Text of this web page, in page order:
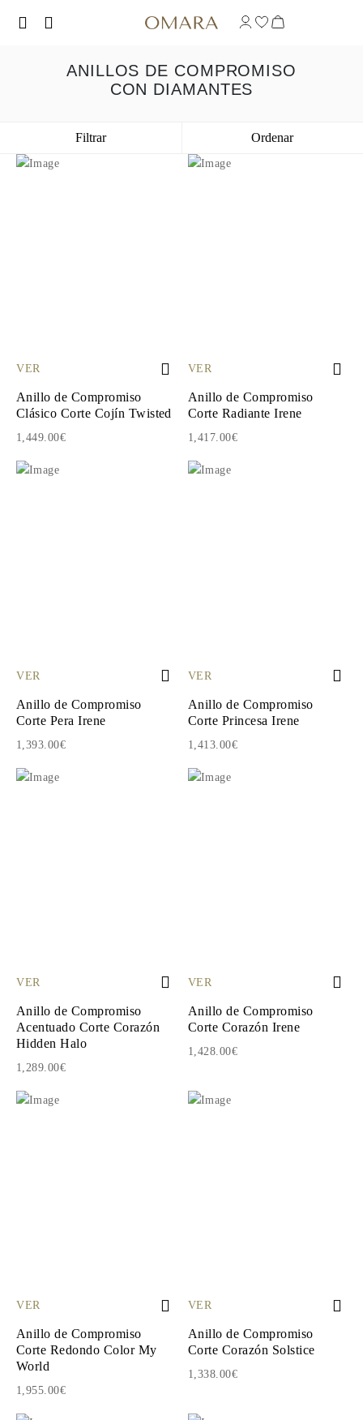
ANILLOS DE COMPROMISO
CON DIAMANTES
Filtrar Ordenar
VER
Anillo de Compromiso
Clásico Corte Cojín Twisted
1,449.00€
VER
Anillo de Compromiso
Corte Radiante Irene
1,417.00€
VER
Anillo de Compromiso
Corte Pera Irene
1,393.00€
VER
Anillo de Compromiso
Corte Princesa Irene
1,413.00€
VER
Anillo de Compromiso
Acentuado Corte Corazón
Hidden Halo
1,289.00€
VER
Anillo de Compromiso
Corte Corazón Irene
1,428.00€
VER
Anillo de Compromiso
Corte Redondo Color My
World
1,955.00€
VER
Anillo de Compromiso
Corte Corazón Solstice
1,338.00€